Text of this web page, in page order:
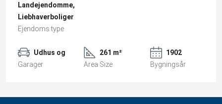
Landejendomme,
Liebhaverboliger
Ejendoms type
Udhus og
Garager
261 m²
Area Size
1902
Bygningsår